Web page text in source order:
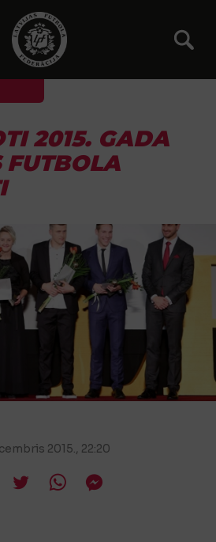
2015. GADA
FUTBOLA
2015., 22:20